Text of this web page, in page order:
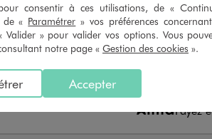
& Collect ou réservation en 4h
Payez
consentir à ces utilisations, de «
« Paramétrer » vos préférences
» pour valider vos options. Vous
notre page « Gestion des cookies ».
Accepter